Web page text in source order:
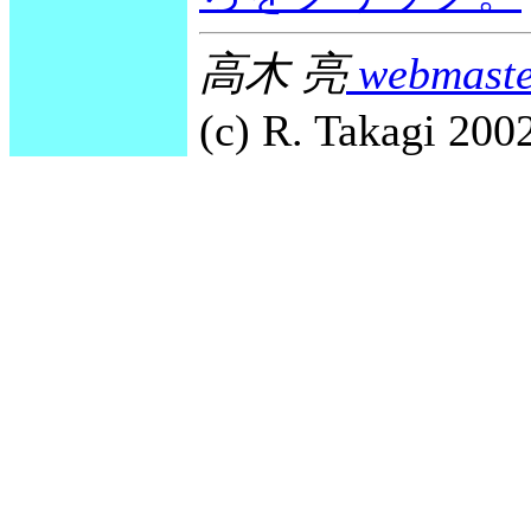
高木 亮
(c) R. Takagi